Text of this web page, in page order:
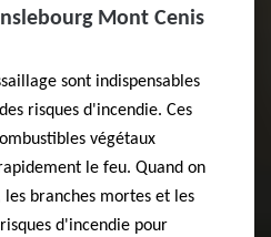
Mont Cenis
sont indispensables
risques d'incendie. Ces
végétaux
le feu. Quand on
branches mortes et les
d'incendie pour